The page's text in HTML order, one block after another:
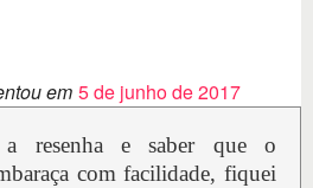
em 5 de junho de 2017
resenha e saber que o
com facilidade, fiquei